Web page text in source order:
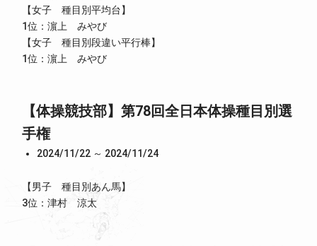
【女子 種目別平均台】
1位：濵上 みやび
【女子 種目別段違い平行棒】
1位：濵上 みやび
【体操競技部】第78回全日本体操種目別選
手権
2024/11/22 ～ 2024/11/24
【男子 種目別あん馬】
3位：津村 涼太